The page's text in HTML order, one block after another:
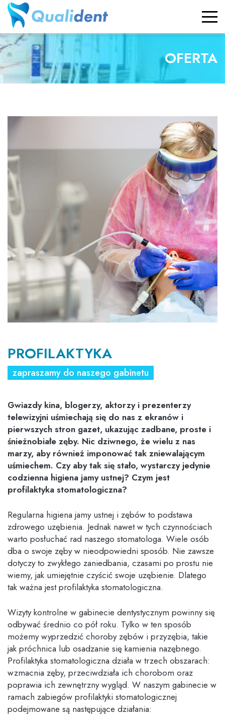
OFERTA
PROFILAKTYKA
zapraszamy do naszego gabinetu
Gwiazdy kina, blogerzy, aktorzy i prezenterzy
telewizyjni uśmiechają się do nas z ekranów i
pierwszych stron gazet, ukazując zadbane, proste i
śnieżnobiałe zęby. Nic dziwnego, że wielu z nas
marzy, aby również imponować tak zniewalającym
uśmiechem. Czy aby tak się stało, wystarczy jedynie
codzienna higiena jamy ustnej? Czym jest
profilaktyka stomatologiczna?
Regularna higiena jamy ustnej i zębów to podstawa
zdrowego uzębienia. Jednak nawet w tych czynnościach
warto posłuchać rad naszego stomatologa. Wiele osób
dba o swoje zęby w nieodpowiedni sposób. Nie zawsze
dotyczy to zwykłego zaniedbania, czasami po prostu nie
wiemy, jak umiejętnie czyścić swoje uzębienie. Dlatego
tak ważna jest profilaktyka stomatologiczna.
Wizyty kontrolne w gabinecie dentystycznym powinny się
odbywać średnio co pół roku. Tylko w ten sposób
możemy wyprzedzić choroby zębów i przyzębia, takie
jak próchnica lub osadzanie się kamienia nazębnego.
Profilaktyka stomatologiczna działa w trzech obszarach:
wzmacnia zęby, przeciwdziała ich chorobom oraz
poprawia ich zewnętrzny wygląd. W naszym gabinecie w
ramach zabiegów profilaktyki stomatologicznej
podejmowane są następujące działania: